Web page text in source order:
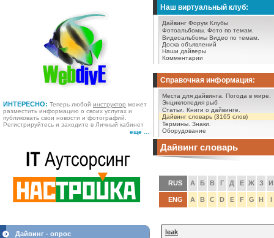
ИНТЕРЕСНО: Теперь любой инструктор может
разместить информацию о своих услугах и
публиковать свои новости и фотографий.
Регистрируйтесь и заходите в Личный кабинет
еще ...
Наш виртуальный клуб:
Дайвинг Форум Клубы
Фотоальбомы. Фото по темам.
Видеоальбомы Видео по темам.
Доска объявлений
Наши дайверы
Комментарии
Справочная информация:
Места для дайвинга.
Погода в мире.
Энциклопедия рыб
Статьи.
Книги о дайвинге.
Дайвинг словарь (3165 слов)
Термины. Знаки.
Оборудование
Дайвинг - опрос
Дайвинг словарь
RUS А Б В Г Д Е Ж З И
ENG A B C D E F G H I
leak